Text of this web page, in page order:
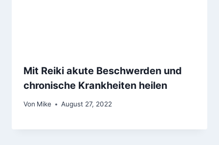
Mit Reiki akute Beschwerden und
chronische Krankheiten heilen
Von Mike August 27, 2022